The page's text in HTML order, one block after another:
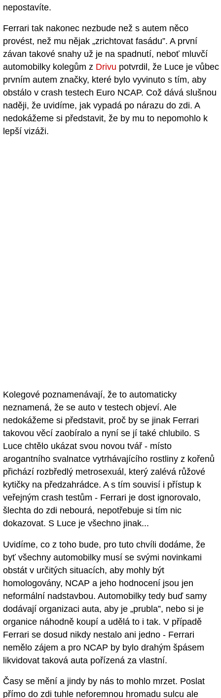
nepostavíte.
Ferrari tak nakonec nezbude než s autem něco
provést, než mu nějak „zrichtovat fasádu”. A první
závan takové snahy už je na spadnutí, neboť mluvčí
automobilky kolegům z Drivu potvrdil, že Luce je vůbec
prvním autem značky, které bylo vyvinuto s tím, aby
obstálo v crash testech Euro NCAP. Což dává slušnou
naději, že uvidíme, jak vypadá po nárazu do zdi. A
nedokážeme si představit, že by mu to nepomohlo k
lepší vizáži.
Kolegové poznamenávají, že to automaticky
neznamená, že se auto v testech objeví. Ale
nedokážeme si představit, proč by se jinak Ferrari
takovou věcí zaobíralo a nyní se jí také chlubilo. S
Luce chtělo ukázat svou novou tvář - místo
arogantního svalnatce vytrhávajícího rostliny z kořenů
přichází rozbředlý metrosexuál, který zalévá růžové
kytičky na předzahrádce. A s tím souvisí i přístup k
veřejným crash testům - Ferrari je dost ignorovalo,
šlechta do zdi nebourá, nepotřebuje si tím nic
dokazovat. S Luce je všechno jinak...
Uvidíme, co z toho bude, pro tuto chvíli dodáme, že
byť všechny automobilky musí se svými novinkami
obstát v určitých situacích, aby mohly být
homologovány, NCAP a jeho hodnocení jsou jen
neformální nadstavbou. Automobilky tedy buď samy
dodávají organizaci auta, aby je „prubla”, nebo si je
organice náhodně koupí a udělá to i tak. V případě
Ferrari se dosud nikdy nestalo ani jedno - Ferrari
nemělo zájem a pro NCAP by bylo drahým špásem
likvidovat taková auta pořízená za vlastní.
Časy se mění a jindy by nás to mohlo mrzet. Poslat
přímo do zdi tuhle neforemnou hromadu sulcu ale